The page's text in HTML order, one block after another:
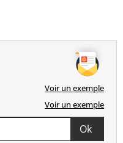
Voir un exemple
Voir un exemple